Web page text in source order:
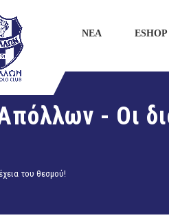
ΝΕΑ ESHOP
- Οι
του θεσμού!